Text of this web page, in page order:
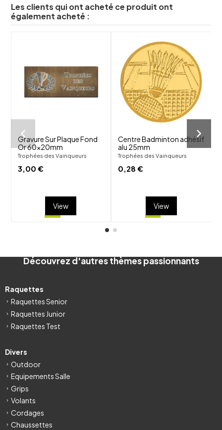
Les clients qui ont acheté ce produit ont
également acheté :
favorite_border
visibility
Gravure Sur Plaque Fond
Or 60x20mm
Trophées des Vainqueurs
3,00 €
View
favorite_border
visibility
Centre Badminton adhésif
alu 25mm
Trophées des Vainqueurs
0,28 €
View
Découvrez d'autres thèmes passionnants
Raquettes
Raquettes Senior
Raquettes Junior
Raquettes Test
Divers
Outdoor
Equipements Salle
Grips
Volants
Cordages
Chaussettes